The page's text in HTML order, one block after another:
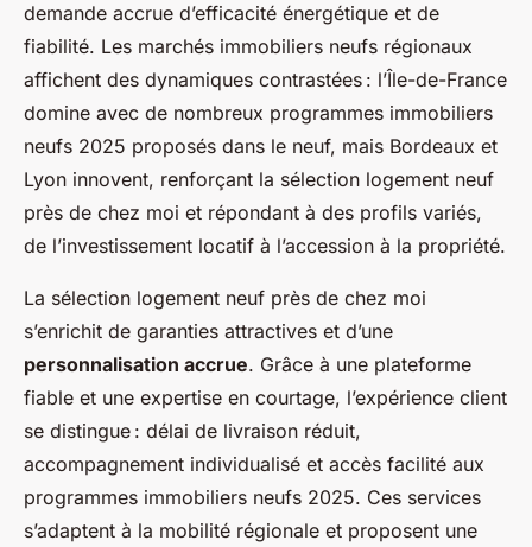
demande accrue d’efficacité énergétique et de
fiabilité. Les marchés immobiliers neufs régionaux
affichent des dynamiques contrastées : l’Île-de-France
domine avec de nombreux programmes immobiliers
neufs 2025 proposés dans le neuf, mais Bordeaux et
Lyon innovent, renforçant la sélection logement neuf
près de chez moi et répondant à des profils variés,
de l’investissement locatif à l’accession à la propriété.
La sélection logement neuf près de chez moi
s’enrichit de garanties attractives et d’une
personnalisation accrue. Grâce à une plateforme
fiable et une expertise en courtage, l’expérience client
se distingue : délai de livraison réduit,
accompagnement individualisé et accès facilité aux
programmes immobiliers neufs 2025. Ces services
s’adaptent à la mobilité régionale et proposent une